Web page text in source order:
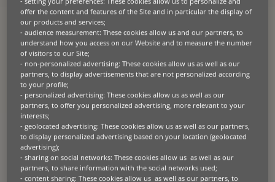
passgenaue Finanzierungslösungen inklusive der neuen
umfassenden Maschinensicherung Premium Protect. Damit wird es
für Bauunternehmen und Händler noch einfacher, die passende
Objektsicherung für geleaste oder finanzierte Baumaschinen
abzuschließen. Denn über Premium Protect sichert BNP Paribas
Leasing Solutions die finanzierten Objekte ab und der Kunde braucht
keine separate Maschinenversicherung mehr, um sich vor
finanziellen Risiken etwa bei Totalschaden oder Diebstahl zu
schützen.
Premium Protect gilt für Neu- und Gebrauchtmaschinen bis zu einem
Nettokaufpreis von
einem Alter von 5 Jahren und maximal 10.000 Betriebsstunden bei
Abschluss. Nach Schadenmeldung ist eine sofortige
Reparaturfreigabe bis 15.000 Euro möglich. Enthalten ist auch eine
Neuwertanrechnung in den ersten sechs Monaten (für
Neumaschinen mit max. 50 Bh bei Vertragsbeginn). Die inkludierte
GAP-Sicherung gleicht mögliche Differenzen zwischen der
offer the content and features of the Site and in particular the display of
our products and services;
- audience measurement: These cookies allow us and our partners, to
understand how you access on our Website and to measure the number
of visitors to our Site;
- non-personalized advertising: These cookies allow us as well as our
partners, to display advertisements that are not personalized according
to your profile;
- personalized advertising: These cookies allow us as well as our
partners, to offer you personalized advertising, more relevant to your
interests;
- geolocated advertising: These cookies allow us as well as our partners,
to display personalized advertising based on your location (geolocated
advertising);
- sharing on social networks: These cookies allow us as well as our
partners, to share information with the social networks used;
- content sharing: These cookies allow us as well as our partners, to